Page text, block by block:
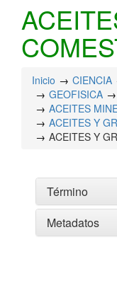
Inicio CIENCIA
GEOFISICA
ACEITES
ACEITES Y
ACEITES Y
Término
Metadatos